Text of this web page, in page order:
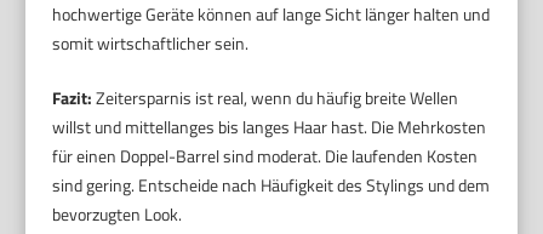
hochwertige Geräte können auf lange Sicht länger halten und
somit wirtschaftlicher sein.
Fazit:Zeitersparnis ist real, wenn du häufig breite Wellen
willst und mittellanges bis langes Haar hast. Die Mehrkosten
für einen Doppel-Barrel sind moderat. Die laufenden Kosten
sind gering. Entscheide nach Häufigkeit des Stylings und dem
bevorzugten Look.